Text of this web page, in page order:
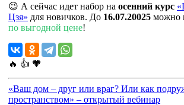
😉 А сейчас идет набор на осенний курс
Цзя» для новичков. До 16.07.20025 можно
по выгодной цене!
🔥 👍 🧡
«Ваш дом – друг или враг? Или как
пространством» – открытый вебинар